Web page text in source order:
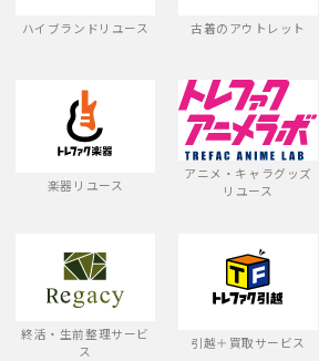
ハイブランドリユース 古着のアウトレット
楽器リユース
アニメ・キャラグッズ
リユース
終活・生前整理サービ
ス
引越＋買取サービス